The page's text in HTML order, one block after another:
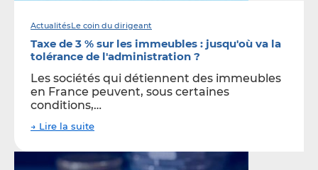
ActualitésLe coin du dirigeant
Taxe de 3 % sur les immeubles : jusqu'où va la
tolérance de l'administration ?
Les sociétés qui détiennent des immeubles
en France peuvent, sous certaines
conditions,…
→ Lire la suite